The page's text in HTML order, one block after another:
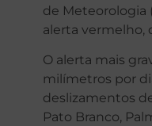
de Meteorologia
alerta vermelho,
O alerta mais
milímetros por
deslizamentos
Pato Branco,